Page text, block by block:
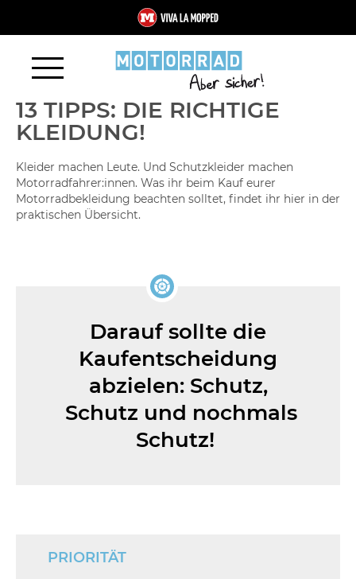
13 TIPPS: DIE RICHTIGE
KLEIDUNG!
Kleider machen Leute. Und Schutzkleider machen
Motorradfahrer:innen. Was ihr beim Kauf eurer
Motorradbekleidung beachten solltet, findet ihr hier in der
praktischen Übersicht.
Darauf sollte die
Kaufentscheidung
abzielen: Schutz,
Schutz und nochmals
Schutz!
PRIORITÄT